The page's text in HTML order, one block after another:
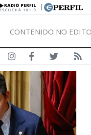
|
CONTENIDO NO